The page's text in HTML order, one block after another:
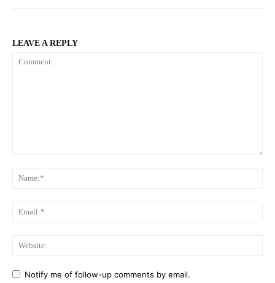
LEAVE A REPLY
Notify me of follow-up comments by email.